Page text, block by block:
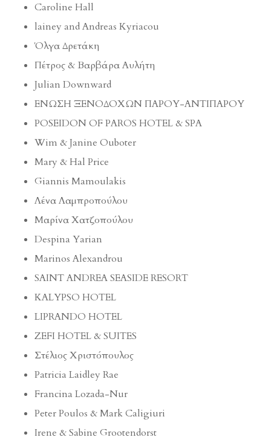
Caroline Hall
lainey and Andreas Κyriacou
Όλγα Δρετάκη
Πέτρος & Βαρβάρα Αυλήτη
Julian Downward
ΕΝΩΣΗ ΞΕΝΟΔΟΧΩΝ ΠΑΡΟΥ-ΑΝΤΙΠΑΡΟΥ
POSEIDON OF PAROS HOTEL & SPA
Wim & Janine Ouboter
Mary & Hal Price
Giannis Mamoulakis
Λένα Λαμπροπούλου
Μαρίνα Χατζοπούλου
Despina Yarian
Marinos Alexandrou
SAINT ANDREA SEASIDE RESORT
KALYPSO HOTEL
LIPRANDO HOTEL
ZEFI HOTEL & SUITES
Στέλιος Χριστόπουλος
Patricia Laidley Rae
Francina Lozada-Nur
Peter Poulos & Mark Caligiuri
Irene & Sabine Grootendorst